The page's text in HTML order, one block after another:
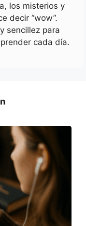
los misterios y
decir “wow”.
sencillez para
cada día.